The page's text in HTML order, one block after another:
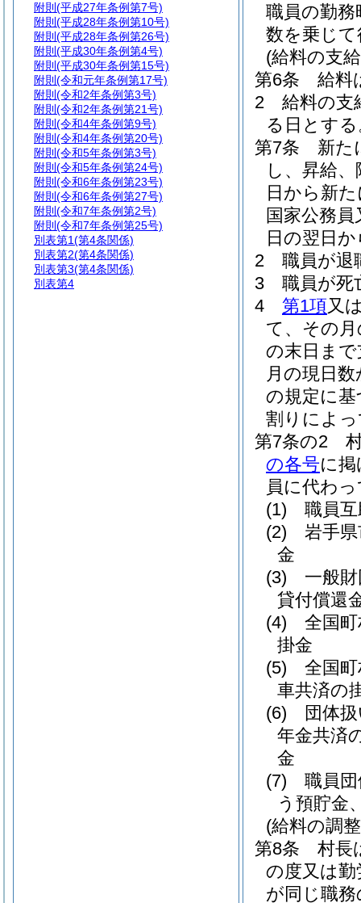
職員の勤務
数を乗じ
(給料の支
第6条
給料
2
給料の支
る日とす
第7条
新た
し、昇給
日から新
国家公務
日の翌日
2
職員が退
3
職員が死
4
第1項又
て、その
の末日ま
月の現日
の規定に
割りによ
第7条の2
の各号に
員に代わ
(1)
職員
(2)
岩手
金
(3)
一般
貸付償還
(4)
全国
掛金
(5)
全国
車共済の
(6)
団体
年金共済
金
(7)
職員
う預貯金
(給料の調
第8条
村長
の度又は勤
が同じ職
附則 (平成27年条例第7号)
附則 (平成28年条例第10号)
附則 (平成28年条例第26号)
附則 (平成30年条例第4号)
附則 (平成30年条例第15号)
附則 (令和元年条例第17号)
附則 (令和2年条例第3号)
附則 (令和2年条例第21号)
附則 (令和4年条例第9号)
附則 (令和4年条例第20号)
附則 (令和5年条例第3号)
附則 (令和5年条例第24号)
附則 (令和6年条例第23号)
附則 (令和6年条例第27号)
附則 (令和7年条例第2号)
附則 (令和7年条例第25号)
別表第1(第4条関係)
別表第2(第4条関係)
別表第3(第4条関係)
別表第4